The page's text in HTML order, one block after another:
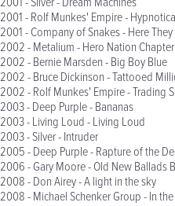
2001 - Rolf Munkes' Empire - Hypnotica
2001 - Company of Snakes - Here
2002 - Metalium - Hero Nation
2002 - Bernie Marsden - Big Boy Blue
2002 - Bruce Dickinson - Tattooed
2002 - Rolf Munkes' Empire - Trading
2003 - Deep Purple - Bananas
2003 - Living Loud - Living Loud
2003 - Silver - Intruder
2005 - Deep Purple - Rapture of the
2006 - Gary Moore - Old New Ballads
2008 - Don Airey - A light in the sky
2008 - Michael Schenker Group - In